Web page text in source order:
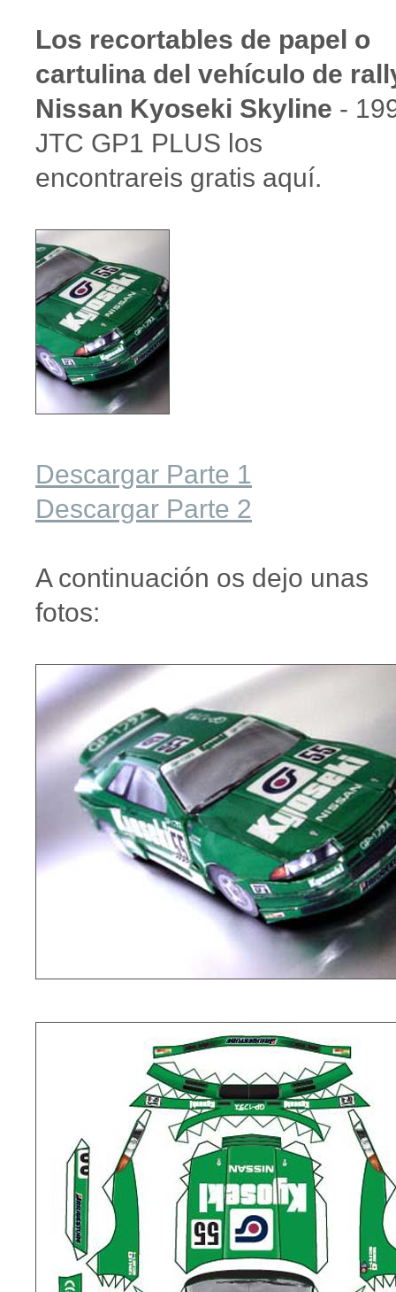
Los recortables de papel o
cartulina del vehículo de
Nissan Kyoseki Skyline -
JTC GP1 PLUS los
encontrareis gratis aquí.
Descargar Parte 1
Descargar Parte 2
A continuación os dejo unas
fotos: